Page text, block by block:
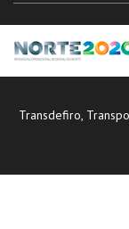
Transdefiro,